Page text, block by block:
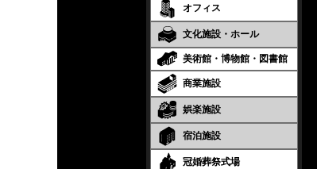
オフィス
文化施設・ホール
美術館・博物館・図書館
商業施設
娯楽施設
宿泊施設
冠婚葬祭式場